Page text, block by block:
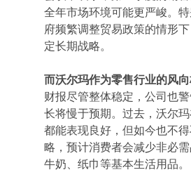
全年市场环境可能更严峻。
府频繁调整贸易政策的情形
定长期战略。
而沃尔玛作为零售行业的风
财报尽管整体稳定，公司也
长将慢于预期。过去，沃尔
都能表现良好，但如今也不
略，预计消费者会减少非必
牛奶、纸巾等基本生活用品。